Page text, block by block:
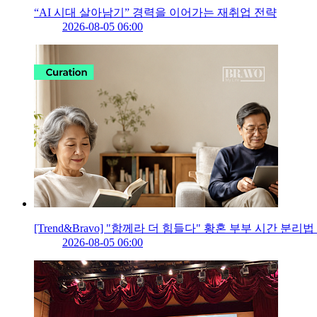
“AI 시대 살아남기” 경력을 이어가는 재취업 전략
2026-08-05 06:00
[Trend&Bravo] "함께라 더 힘들다" 황혼 부부 시간 분리법
2026-08-05 06:00